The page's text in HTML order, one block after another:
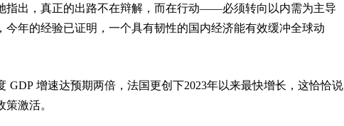
指出，真正的出路不在辩解，而在行动——必须转向以内需为主导
今年的经验已证明，一个具有韧性的国内经济能有效缓冲全球动
GDP 增速达预期两倍，法国更创下2023年以来最快增长，这恰恰说
激活。